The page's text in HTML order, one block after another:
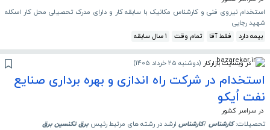
استخدام نیروی فنی و کارشناس مکانیک با سابقه کار و دارای مدرک تحصیلی محل کار اسکله
شهید رجایی
بیمه دارد
فقط آقا تمام وقت 1 سال سابقه
در وبسایت بازارکار (دوشنبه 25 خرداد 1405 )
استخدام در شرکت راه اندازی و بهره برداری صنایع
نفت اُیکو
در سراسر کشور
تحصیلات:کارشناس /کارشناس ارشد در رشته های مرتبط رئیس برقتکنسینبرق